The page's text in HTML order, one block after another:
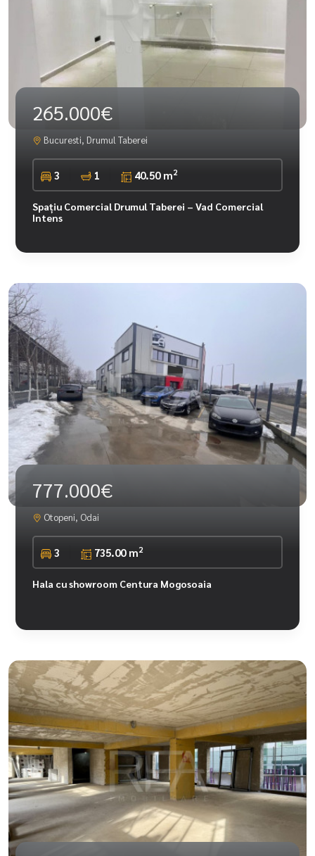
265.000€
Bucuresti, Drumul Taberei
3 1 40.50 m2
Spațiu Comercial Drumul Taberei – Vad Comercial
Intens
777.000€
Otopeni, Odai
3 735.00 m2
Hala cu showroom Centura Mogosoaia